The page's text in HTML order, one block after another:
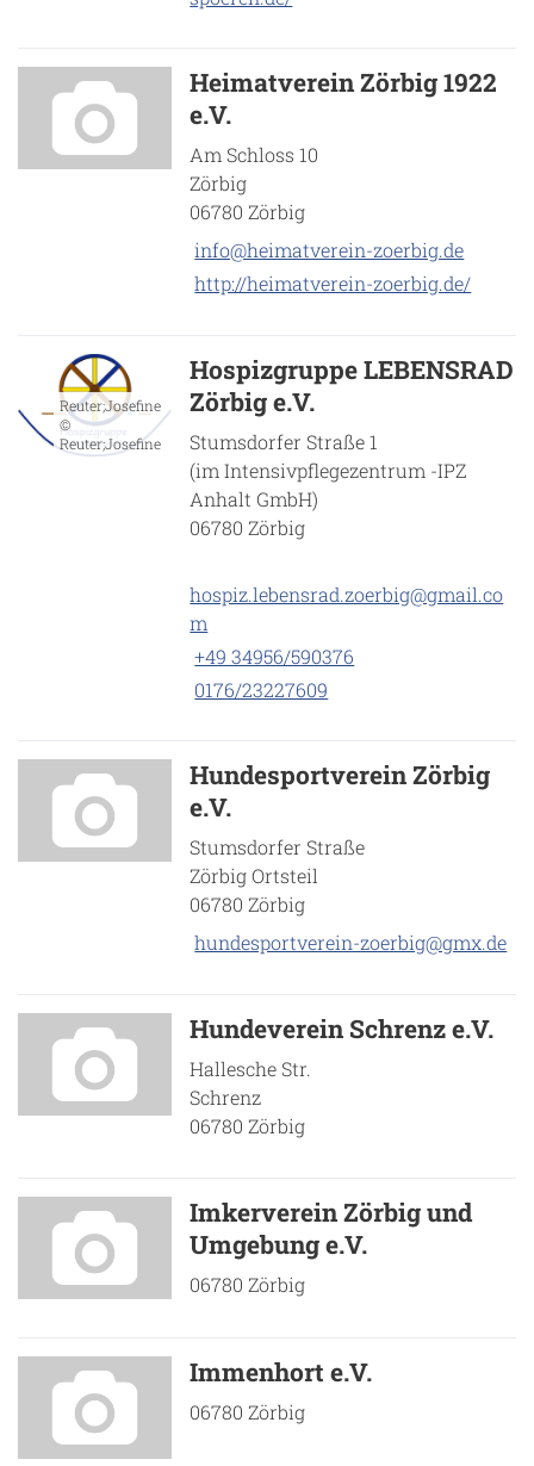
Heimatverein Zörbig 1922
e.V.
Am Schloss 10
Zörbig
06780 Zörbig
info@heimatverein-zoerbig.de
http://heimatverein-zoerbig.de/
Hospizgruppe LEBENSRAD
Zörbig e.V.
Stumsdorfer Straße 1
(im Intensivpflegezentrum -IPZ
Anhalt GmbH)
06780 Zörbig
hospiz.lebensrad.zoerbig@gmail.co
m
+49 34956/590376
0176/23227609
Reuter;Josefine
©
Reuter;Josefine
Hundesportverein Zörbig
e.V.
Stumsdorfer Straße
Zörbig Ortsteil
06780 Zörbig
hundesportverein-zoerbig@gmx.de
Hundeverein Schrenz e.V.
Hallesche Str.
Schrenz
06780 Zörbig
Imkerverein Zörbig und
Umgebung e.V.
06780 Zörbig
Immenhort e.V.
06780 Zörbig